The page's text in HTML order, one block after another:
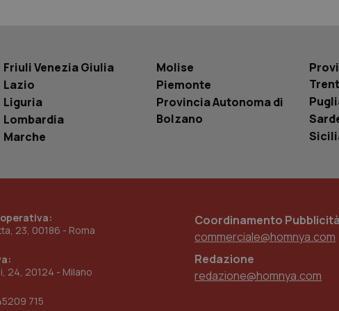
Friuli Venezia Giulia
Lazio
Liguria
Lombardia
Marche
Molise
Piemonte
Provincia Autonoma di
Bolzano
23, 00186 - Roma
24, 20124 - Milano
715
Coordinamento Pubblicità
commerciale@homnya.com
Redazione
redazione@homnya.com
sistema di tracking solo in caso di utenti loggato